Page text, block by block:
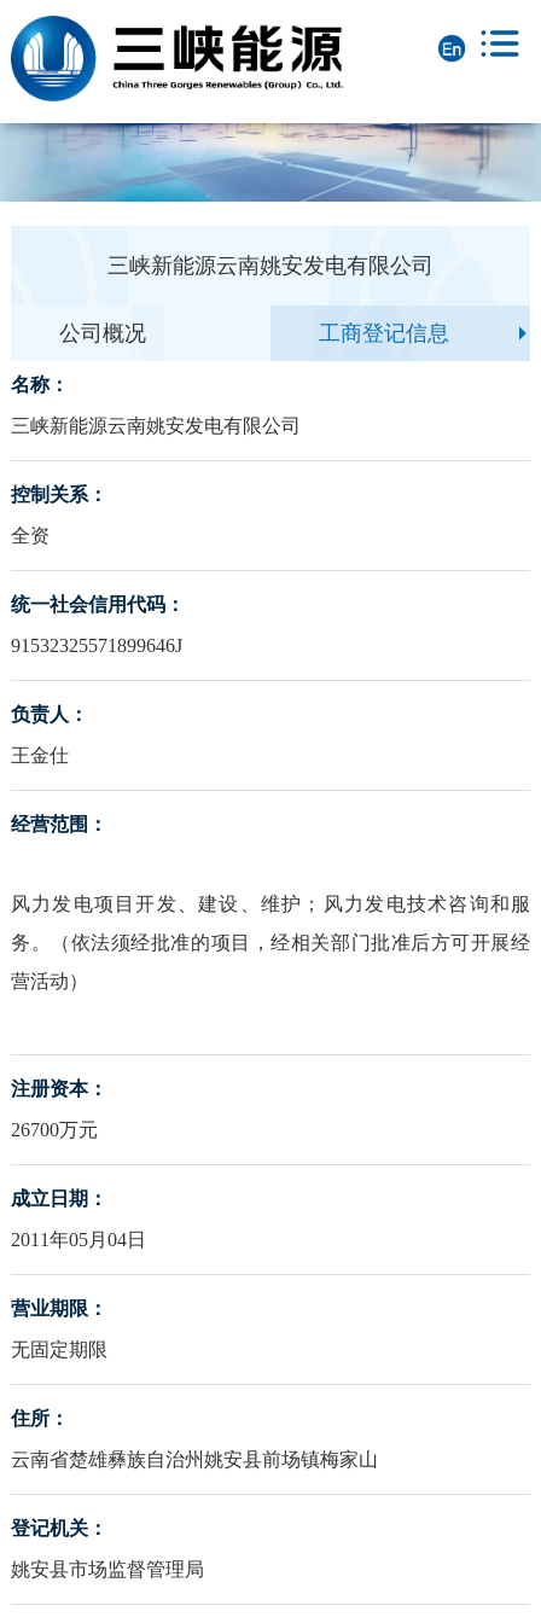
三峡新能源云南姚安发电有限公司
公司概况 工商登记信息
名称：
三峡新能源云南姚安发电有限公司
控制关系：
全资
统一社会信用代码：
91532325571899646J
负责人：
王金仕
经营范围：
风力发电项目开发、建设、维护；风力发电技术咨询和服
务。（依法须经批准的项目，经相关部门批准后方可开展经
营活动）
注册资本：
26700万元
成立日期：
2011年05月04日
营业期限：
无固定期限
住所：
云南省楚雄彝族自治州姚安县前场镇梅家山
登记机关：
姚安县市场监督管理局